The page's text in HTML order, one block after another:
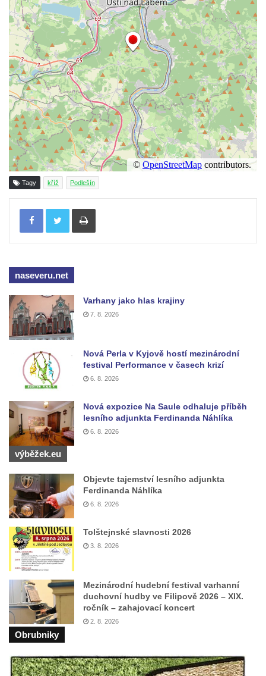
Údajný kříž u domu čp. 283 ve Chřibské
Kříž jižně od Bukolu
Kříž na návsi v Bukolu
Centrální kříž hřbitova v Hrobčicích
Kříž u silnice z Chouče do Mirošovic
Centrální kříž hřbitova v Chouči
Kříž na rozcestí v Záluží
Kříž v ulici V Zátiší v Dobříni
Boží muka u domu čp. 392 na rohu ulic Na
Hradčanech a Palackého v Roudnici nad
Labem
Kříž v centru Liběšic
Kříž na návsi v Chouči
Boží muka na rozcestí východně od Chouče
Kříž na návsi v Dobrčicích
Kříž u domu čp. 3 v Chrámcích
Kříž u polní cesty severozápadně od Kozel
Údajný kříž na návsi v Kozlech
Centrální kříž hřbitova v Kozlech
Kříž východně od Oparna u cesty na Lovoš
Kříž na rozcestí u domu čp. 49 ve Svojkově
Centrální kříž bývalého hřbitova v Horním
Chlumu
Kříž jižně od Prysku
Boží muka svatého Floriána v Mezné
Neugebauerův kříž východně od Sloupu v
Čechách
Kříž u kostela Zvěstování Panny Marie v
Duchcově
Údajný kříž před kostelem svatých Petra a
Pavla v Jeníkově
Kříž na návsi v Jeníkově
Kříž na křižovatce v Teplické ulici v Lahošti
Kříž U Pěti lip na pastvině severovýchodně
od Mikulášovic
Kříž na rozcestí u domu čp. 123 v
Tagy kříž Podlešín
Tisknout
naseveru.net
Varhany jako hlas krajiny
7. 8. 2026
Nová Perla v Kyjově hostí mezinárodní
festival Performance v časech krizí
6. 8. 2026
Nová expozice Na Saule odhaluje příběh
lesního adjunkta Ferdinanda Náhlíka
6. 8. 2026
výběžek.eu
Objevte tajemství lesního adjunkta
Ferdinanda Náhlíka
6. 8. 2026
Tolštejnské slavnosti 2026
3. 8. 2026
Mezinárodní hudební festival varhanní
duchovní hudby ve Filipově 2026 – XIX.
ročník – zahajovací koncert
2. 8. 2026
Obrubniky